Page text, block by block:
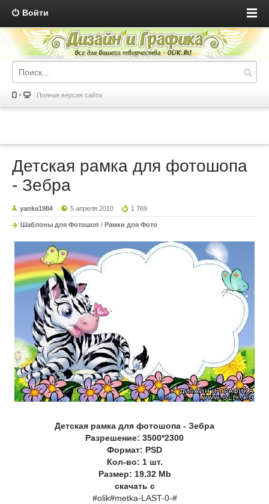
Войти
Полная версия сайта
Детская рамка для фотошопа
- Зебра
yanka1984 5 апреля 2010 1 769
Шаблоны для Фотошоп / Рамки для Фото
Детская рамка для фотошопа - Зебра
Разрешение: 3500*2300
Формат: PSD
Кол-во: 1 шт.
Размер: 19.32 Mb
скачать с
#olik#metka-LAST-0-#